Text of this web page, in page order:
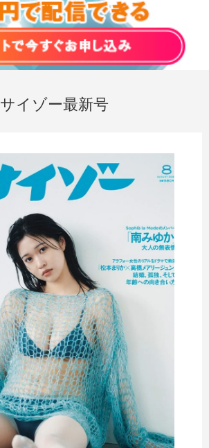
サイゾー最新号